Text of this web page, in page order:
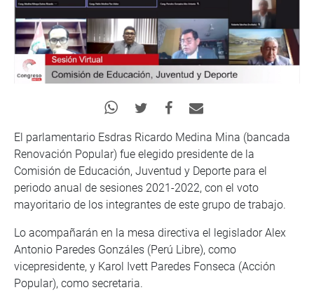
El parlamentario Esdras Ricardo Medina Mina (bancada
Renovación Popular) fue elegido presidente de la
Comisión de Educación, Juventud y Deporte para el
periodo anual de sesiones 2021-2022, con el voto
mayoritario de los integrantes de este grupo de trabajo.
Lo acompañarán en la mesa directiva el legislador Alex
Antonio Paredes Gonzáles (Perú Libre), como
vicepresidente, y Karol Ivett Paredes Fonseca (Acción
Popular), como secretaria.